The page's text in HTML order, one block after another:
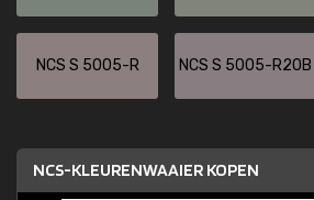
NCS S 5005-R NCS S 5005-R20B
NCS-KLEURENWAAIER KOPEN